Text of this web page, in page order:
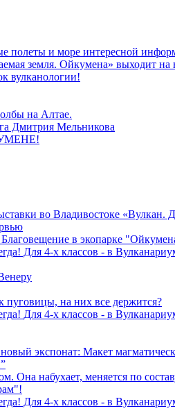
полеты и море интересной
земля. Ойкумена» выходит на
вулканологии!
на Алтае.
Дмитрия Мельникова
во Владивостоке «Вулкан.
в экопарке
Для 4-х классов - в
на них все держится?
Для 4-х классов - в
экспонат: Макет
набухает, меняется по
Для 4-х классов - в